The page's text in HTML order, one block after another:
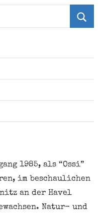
1985, als “Ossi”
im beschaulichen
an der Havel
Natur- und